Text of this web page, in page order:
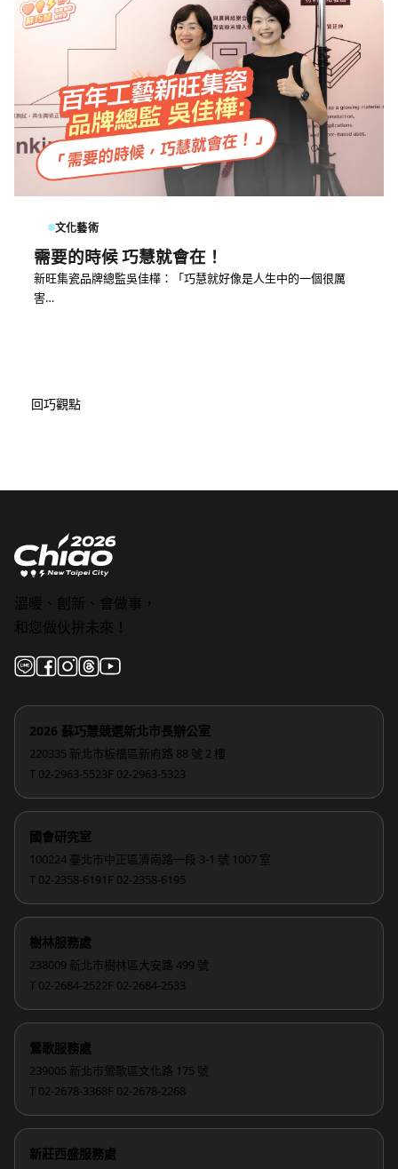
文化藝術
需要的時候 巧慧就會在！
新旺集瓷品牌總監吳佳樺：「巧慧就好像是人生中的一個很厲
害…
回巧觀點
溫暖、創新、會做事，
和您做伙拚未來！
2026 蘇巧慧競選新北市長辦公室
220335 新北市板橋區新府路 88 號 2 樓
T 02-2963-5523F 02-2963-5323
國會研究室
100224 臺北市中正區濟南路一段 3-1 號 1007 室
T 02-2358-6191 F 02-2358-6195
樹林服務處
238009 新北市樹林區大安路 499 號
T 02-2684-2522F 02-2684-2533
鶯歌服務處
239005 新北市鶯歌區文化路 175 號
T 02-2678-3368F 02-2678-2268
新莊西盛服務處